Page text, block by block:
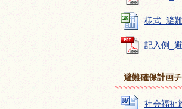
様式_避
記入例_
避難確保計画
社会福祉